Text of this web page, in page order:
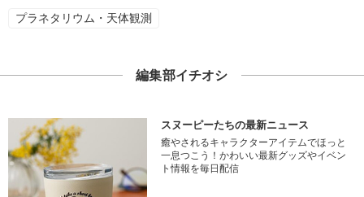
プラネタリウム・天体観測
編集部イチオシ
スヌーピーたちの最新ニュース
癒やされるキャラクターアイテムでほっと
一息つこう！かわいい最新グッズやイベン
ト情報を毎日配信